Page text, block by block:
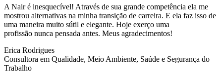
A Nair é inesquecível! Através de sua grande competência ela me
mostrou alternativas na minha transição de carreira. E ela faz isso de
uma maneira muito sútil e elegante. Hoje exerço uma
profissão nunca pensada antes. Meus agradecimentos!
Erica Rodrigues
Consultora em Qualidade, Meio Ambiente, Saúde e Segurança do
Trabalho